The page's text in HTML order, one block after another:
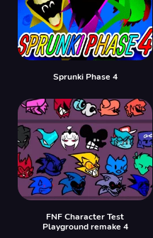
Sprunki Phase 4
FNF Character Test
Playground remake 4